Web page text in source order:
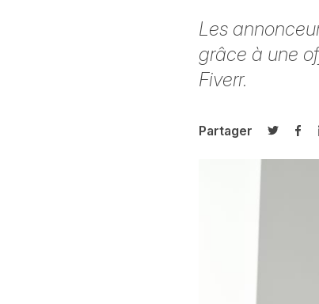
Les
grâce à une
Fiverr.
Partager